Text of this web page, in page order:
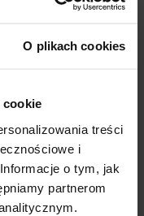
O plikach cookies
treści
i
o tym, jak
partnerom
belką